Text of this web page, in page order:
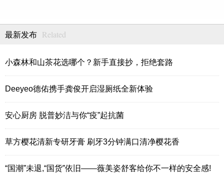
最新发布 Related
小森林和山茶花选哪个？新手直接抄，拒绝套路
Deeyeo德佑携手龚俊开启湿厕纸全新体验
安心厨房 脱普妙洁与你“疫”起抗菌
草方樱花清新专研牙膏 刷牙3分钟满口清净樱花香
“国潮”未退,“国货”依旧——薇美姿舒客给你不一样的安全感!